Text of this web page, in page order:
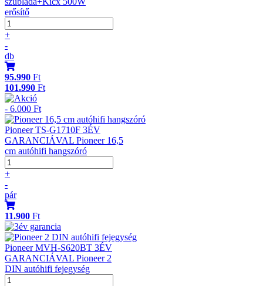
erősítő
+
-
db
95.990 Ft
101.990 Ft
- 6.000 Ft
Pioneer TS-G1710F 3ÉV
GARANCIÁVAL Pioneer 16,5
cm autóhifi hangszóró
+
-
pár
11.900 Ft
Pioneer MVH-S620BT 3ÉV
GARANCIÁVAL Pioneer 2
DIN autóhifi fejegység